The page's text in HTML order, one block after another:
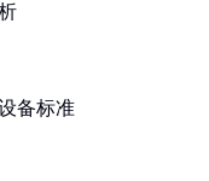
备标准